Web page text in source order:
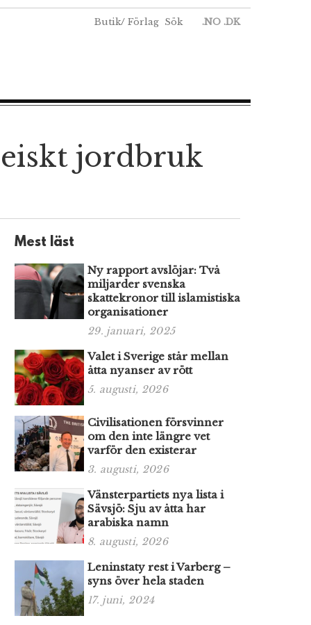
Butik/ Förlag Sök .NO .DK
jordbruk
Mest läst
Ny rapport avslöjar: Två
miljarder svenska
skattekronor till islamistiska
organisationer
29. januari, 2025
Valet i Sverige står mellan
åtta nyanser av rött
5. augusti, 2026
Civilisationen försvinner
om den inte längre vet
varför den existerar
3. augusti, 2026
Vänsterpartiets nya lista i
Sävsjö: Sju av åtta har
arabiska namn
8. augusti, 2026
Leninstaty rest i Varberg –
syns över hela staden
17. juni, 2024